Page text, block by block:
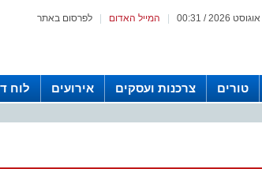
לפרסום באתר המייל האדום
טורים צרכנות ועסקים אירועים לוח